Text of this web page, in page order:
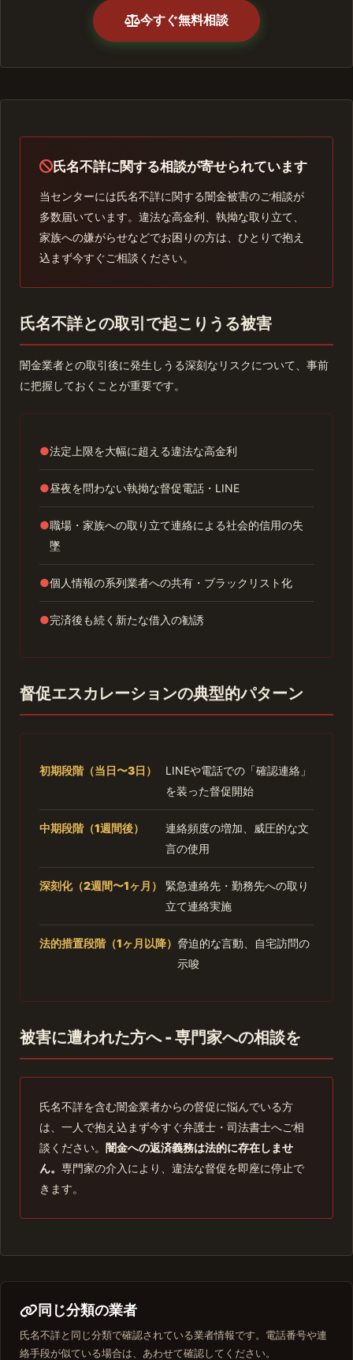
今すぐ無料相談
氏名不詳に関する相談が寄せられています
当センターには氏名不詳に関する闇金被害のご相談が
多数届いています。違法な高金利、執拗な取り立て、
家族への嫌がらせなどでお困りの方は、ひとりで抱え
込まず今すぐご相談ください。
氏名不詳との取引で起こりうる被害
闇金業者との取引後に発生しうる深刻なリスクについて、事前
に把握しておくことが重要です。
●法定上限を大幅に超える違法な高金利
●昼夜を問わない執拗な督促電話・LINE
●職場・家族への取り立て連絡による社会的信用の失
墜
●個人情報の系列業者への共有・ブラックリスト化
●完済後も続く新たな借入の勧誘
督促エスカレーションの典型的パターン
初期段階（当日〜3日）
LINEや電話での「確認連絡」
を装った督促開始
中期段階（1週間後）
連絡頻度の増加、威圧的な文
言の使用
深刻化（2週間〜1ヶ月）
緊急連絡先・勤務先への取り
立て連絡実施
法的措置段階（1ヶ月以降） 脅迫的な言動、自宅訪問の
示唆
被害に遭われた方へ - 専門家への相談を
氏名不詳を含む闇金業者からの督促に悩んでいる方
は、一人で抱え込まず今すぐ弁護士・司法書士へご相
談ください。 闇金への返済義務は法的に存在しませ
ん。 専門家の介入により、違法な督促を即座に停止で
きます。
同じ分類の業者
氏名不詳と同じ分類で確認されている業者情報です。電話番号や連
絡手段が似ている場合は、あわせて確認してください。